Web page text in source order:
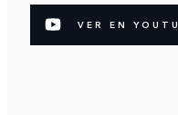
VER EN